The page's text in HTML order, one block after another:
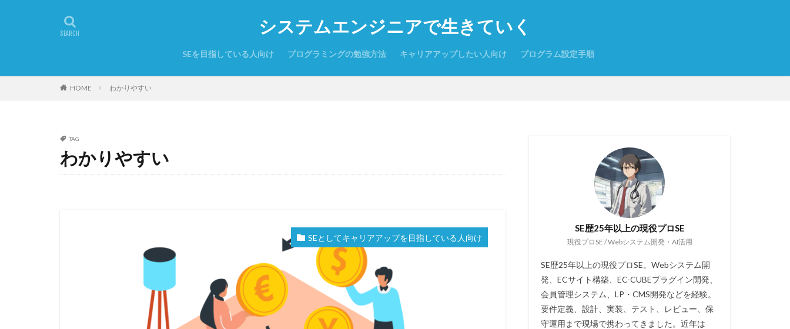
システムエンジニアで生きていく
SEを目指している人向け プログラミングの勉強方法 キャリアアップしたい人向け プログラム設定手順
HOME わかりやすい
TAG
わかりやすい
SEとしてキャリアアップを目指している人向け
SE歴25年以上の現役プロSE
現役プロSE / Webシステム開発・AI活用
SE歴25年以上の現役プロSE。Webシステム開
発、ECサイト構築、EC-CUBEプラグイン開発、
会員管理システム、LP・CMS開発などを経験。
要件定義、設計、実装、テスト、レビュー、保
守運用まで現場で携わってきました。近年は